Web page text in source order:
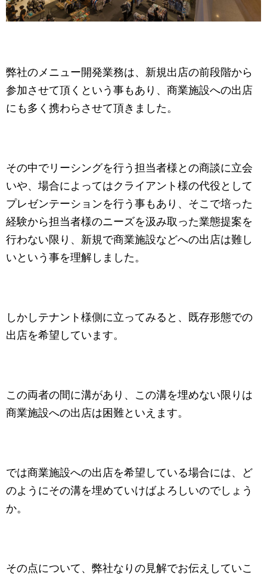
弊社のメニュー開発業務は、新規出店の前段階から
参加させて頂くという事もあり、商業施設への出店
にも多く携わらさせて頂きました。
その中でリーシングを行う担当者様との商談に立会
いや、場合によってはクライアント様の代役として
プレゼンテーションを行う事もあり、そこで培った
経験から担当者様のニーズを汲み取った業態提案を
行わない限り、新規で商業施設などへの出店は難し
いという事を理解しました。
しかしテナント様側に立ってみると、既存形態での
出店を希望しています。
この両者の間に溝があり、この溝を埋めない限りは
商業施設への出店は困難といえます。
では商業施設への出店を希望している場合には、ど
のようにその溝を埋めていけばよろしいのでしょう
か。
その点について、弊社なりの見解でお伝えしていこ